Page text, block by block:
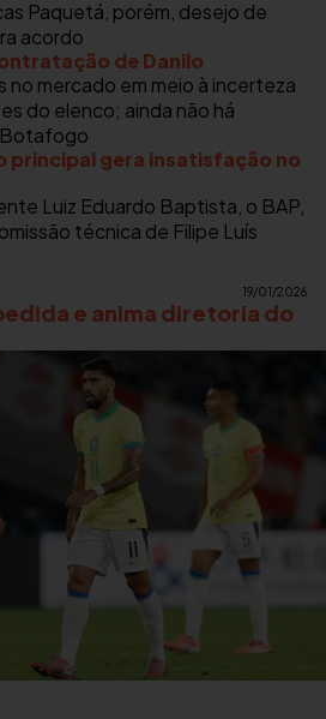
Paquetá, porém, desejo de
acordo
de Danilo
no mercado em meio à incerteza
do elenco; ainda não há
Botafogo
principal gera insatisfação no
Luiz Eduardo Baptista, o BAP,
técnica de Filipe Luís
19/01/2026
e anima diretoria do